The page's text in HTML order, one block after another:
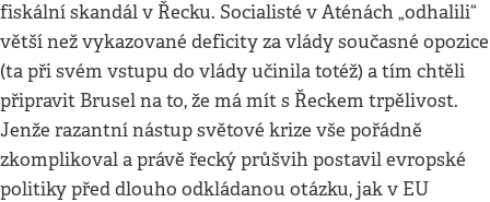
fiskální skandál v Řecku. Socialisté v Aténách „odhalili“
větší než vykazované deficity za vlády současné opozice
(ta při svém vstupu do vlády učinila totéž) a tím chtěli
připravit Brusel na to, že má mít s Řeckem trpělivost.
Jenže razantní nástup světové krize vše pořádně
zkomplikoval a právě řecký průšvih postavil evropské
politiky před dlouho odkládanou otázku, jak v EU